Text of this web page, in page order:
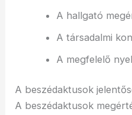
A hallgató
A társadalmi
A megfelelő
A beszédaktusok
A beszédaktusok